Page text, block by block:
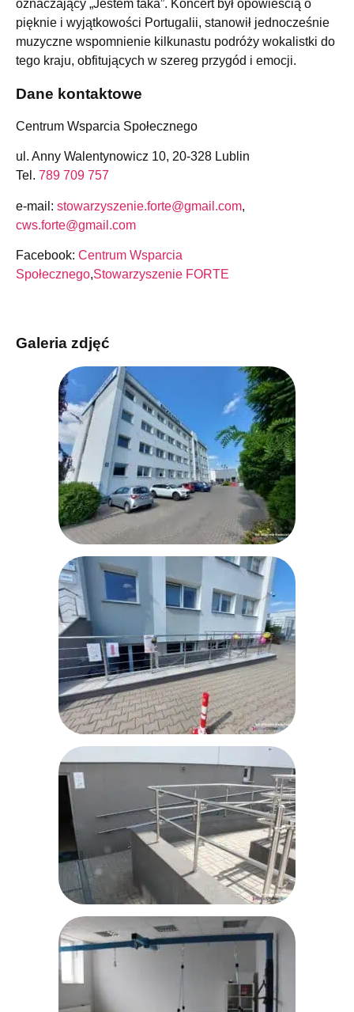
oznaczający „Jestem taka”. Koncert był opowieścią o
pięknie i wyjątkowości Portugalii, stanowił jednocześnie
muzyczne wspomnienie kilkunastu podróży wokalistki do
tego kraju, obfitujących w szereg przygód i emocji.
Dane kontaktowe
Centrum Wsparcia Społecznego
ul. Anny Walentynowicz 10, 20-328 Lublin
Tel. 789 709 757
e-mail: stowarzyszenie.forte@gmail.com,
cws.forte@gmail.com
Facebook: Centrum Wsparcia
Społecznego,Stowarzyszenie FORTE
Galeria zdjęć